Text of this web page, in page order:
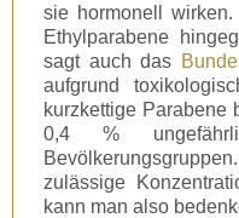
sie hormonell
Ethylparabene
sagt auch das
aufgrund
kurzkettige Parabene
0,4 %
zulässige
kann man also